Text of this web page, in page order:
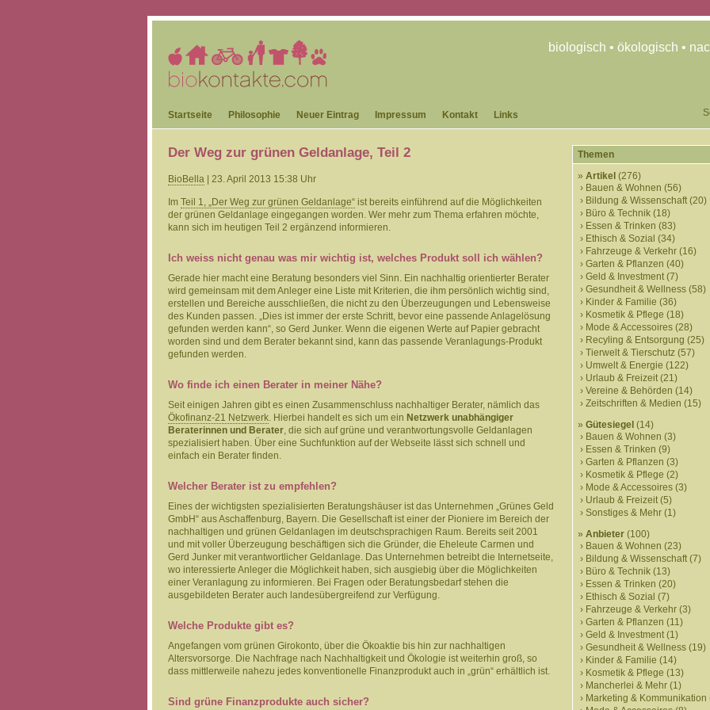
biologisch • ökologisch •
Startseite Philosophie Neuer Eintrag Impressum Kontakt Links
Der Weg zur grünen Geldanlage, Teil 2
BioBella | 23. April 2013 15:38 Uhr
Im Teil 1, „Der Weg zur grünen Geldanlage“ ist bereits einführend auf die Möglichkeiten
der grünen Geldanlage eingegangen worden. Wer mehr zum Thema erfahren möchte,
kann sich im heutigen Teil 2 ergänzend informieren.
Ich weiss nicht genau was mir wichtig ist, welches Produkt soll ich wählen?
Gerade hier macht eine Beratung besonders viel Sinn. Ein nachhaltig orientierter Berater
wird gemeinsam mit dem Anleger eine Liste mit Kriterien, die ihm persönlich wichtig sind,
erstellen und Bereiche ausschließen, die nicht zu den Überzeugungen und Lebensweise
des Kunden passen. „Dies ist immer der erste Schritt, bevor eine passende Anlagelösung
gefunden werden kann“, so Gerd Junker. Wenn die eigenen Werte auf Papier gebracht
worden sind und dem Berater bekannt sind, kann das passende Veranlagungs-Produkt
gefunden werden.
Wo finde ich einen Berater in meiner Nähe?
Seit einigen Jahren gibt es einen Zusammenschluss nachhaltiger Berater, nämlich das
Ökofinanz-21 Netzwerk. Hierbei handelt es sich um ein Netzwerk unabhängiger
Beraterinnen und Berater, die sich auf grüne und verantwortungsvolle Geldanlagen
spezialisiert haben. Über eine Suchfunktion auf der Webseite lässt sich schnell und
einfach ein Berater finden.
Welcher Berater ist zu empfehlen?
Eines der wichtigsten spezialisierten Beratungshäuser ist das Unternehmen „Grünes Geld
GmbH“ aus Aschaffenburg, Bayern. Die Gesellschaft ist einer der Pioniere im Bereich der
nachhaltigen und grünen Geldanlagen im deutschsprachigen Raum. Bereits seit 2001
und mit voller Überzeugung beschäftigen sich die Gründer, die Eheleute Carmen und
Gerd Junker mit verantwortlicher Geldanlage. Das Unternehmen betreibt die Internetseite,
wo interessierte Anleger die Möglichkeit haben, sich ausgiebig über die Möglichkeiten
einer Veranlagung zu informieren. Bei Fragen oder Beratungsbedarf stehen die
ausgebildeten Berater auch landesübergreifend zur Verfügung.
Welche Produkte gibt es?
Angefangen vom grünen Girokonto, über die Ökoaktie bis hin zur nachhaltigen
Altersvorsorge. Die Nachfrage nach Nachhaltigkeit und Ökologie ist weiterhin groß, so
dass mittlerweile nahezu jedes konventionelle Finanzprodukt auch in „grün“ erhältlich ist.
Sind grüne Finanzprodukte auch sicher?
Themen
Artikel (276)
Bauen & Wohnen (56)
Bildung & Wissenschaft(20)
Büro & Technik (18)
Essen & Trinken (83)
Ethisch & Sozial (34)
Fahrzeuge & Verkehr (16)
Garten & Pflanzen (40)
Geld & Investment(7)
Gesundheit & Wellness (58)
Kinder & Familie (36)
Kosmetik & Pflege (18)
Mode & Accessoires (28)
Recyling & Entsorgung (25)
Tierwelt & Tierschutz (57)
Umwelt & Energie (122)
Urlaub & Freizeit(21)
Vereine & Behörden (14)
Zeitschriften & Medien (15)
Gütesiegel (14)
Bauen & Wohnen (3)
Essen & Trinken (9)
Garten & Pflanzen (3)
Kosmetik & Pflege (2)
Mode & Accessoires (3)
Urlaub & Freizeit(5)
Sonstiges & Mehr (1)
Anbieter (100)
Bauen & Wohnen (23)
Bildung & Wissenschaft(7)
Büro & Technik (13)
Essen & Trinken (20)
Ethisch & Sozial (7)
Fahrzeuge & Verkehr (3)
Garten & Pflanzen (11)
Geld & Investment(1)
Gesundheit & Wellness (19)
Kinder & Familie (14)
Kosmetik & Pflege (13)
Mancherlei & Mehr (1)
Marketing & Kommunikation